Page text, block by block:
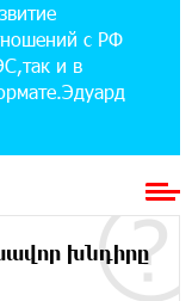
и обслуживания
Шаумяна, 24/2
не был в составе
Аршак
с РФ
и в
խնդիրը